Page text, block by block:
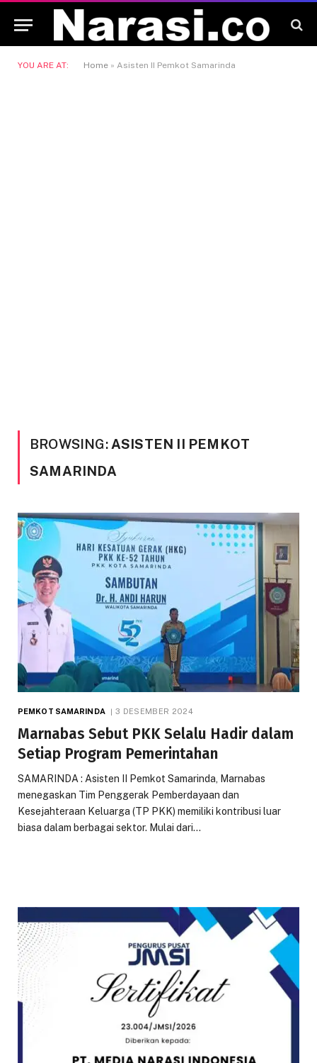
YOU ARE AT: Home » Asisten II Pemkot Samarinda
BROWSING: ASISTEN II PEMKOT
SAMARINDA
PEMKOT SAMARINDA 3 DESEMBER 2024
Marnabas Sebut PKK Selalu Hadir dalam
Setiap Program Pemerintahan
SAMARINDA : Asisten II Pemkot Samarinda, Marnabas
menegaskan Tim Penggerak Pemberdayaan dan
Kesejahteraan Keluarga (TP PKK) memiliki kontribusi luar
biasa dalam berbagai sektor. Mulai dari…